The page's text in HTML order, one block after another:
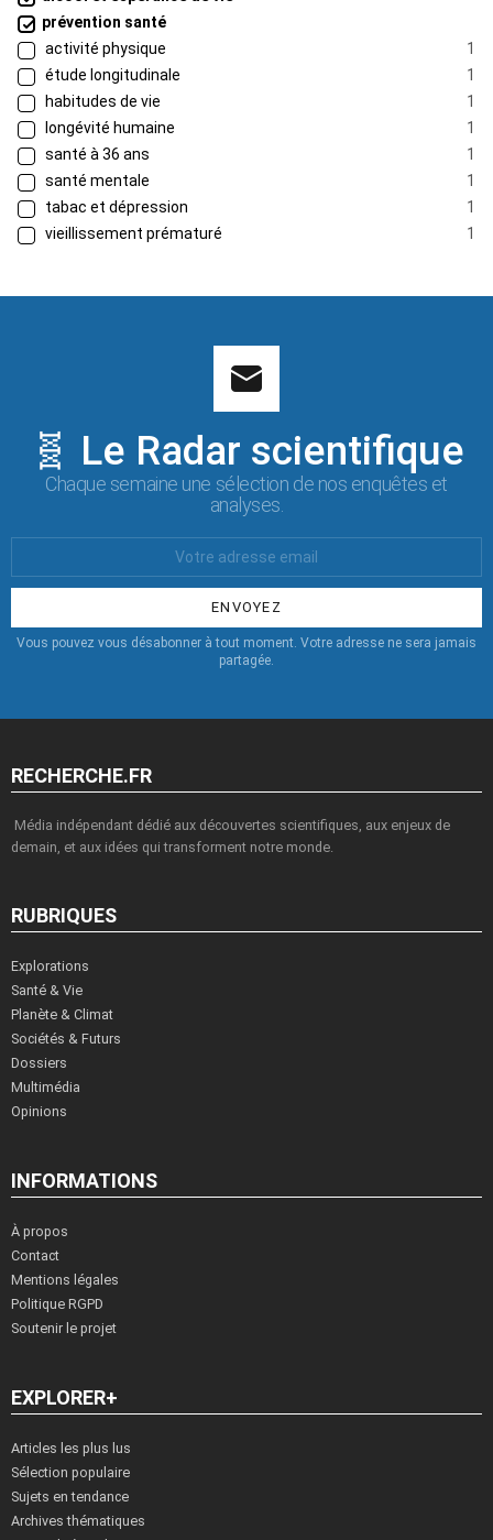
prévention santé
activité physique
1
étude longitudinale
1
habitudes de vie
1
longévité humaine
1
santé à 36 ans
1
santé mentale
1
tabac et dépression
1
vieillissement prématuré
1
🧬 Le Radar scientifique
Chaque semaine une sélection de nos enquêtes et
analyses.
:
Vous pouvez vous désabonner à tout moment. Votre adresse ne sera jamais
partagée.
RECHERCHE.FR
Média indépendant dédié aux découvertes scientifiques, aux enjeux de
demain, et aux idées qui transforment notre monde.
RUBRIQUES
Explorations
Santé & Vie
Planète & Climat
Sociétés & Futurs
Dossiers
Multimédia
Opinions
INFORMATIONS
À propos
Contact
Mentions légales
Politique RGPD
Soutenir le projet
EXPLORER+
Articles les plus lus
Sélection populaire
Sujets en tendance
Archives thématiques